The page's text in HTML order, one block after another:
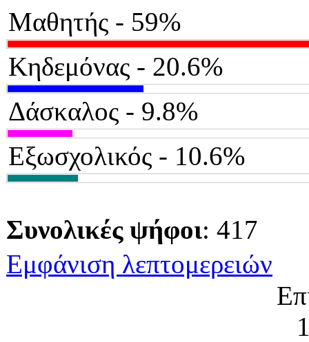
Μαθητής - 59%
Κηδεμόνας - 20.6%
Δάσκαλος - 9.8%
Εξωσχολικός - 10.6%
Συνολικές ψήφοι: 417
Εμφάνιση λεπτομερειών